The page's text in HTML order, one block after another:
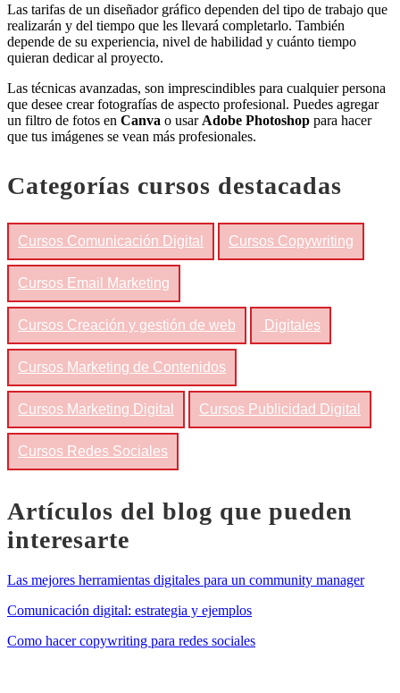
Las tarifas de un diseñador gráfico dependen del tipo de trabajo que
realizarán y del tiempo que les llevará completarlo. También
depende de su experiencia, nivel de habilidad y cuánto tiempo
quieran dedicar al proyecto.
Las técnicas avanzadas, son imprescindibles para cualquier persona
que desee crear fotografías de aspecto profesional. Puedes agregar
un filtro de fotos en Canva o usar Adobe Photoshop para hacer
que tus imágenes se vean más profesionales.
Categorías cursos destacadas
Cursos Comunicación Digital Cursos Copywriting
Cursos Email Marketing
Cursos Creación y gestión de web Digitales
Cursos Marketing de Contenidos
Cursos Marketing Digital Cursos Publicidad Digital
Cursos Redes Sociales
Artículos del blog que pueden
interesarte
Las mejores herramientas digitales para un community manager
Comunicación digital: estrategia y ejemplos
Como hacer copywriting para redes sociales